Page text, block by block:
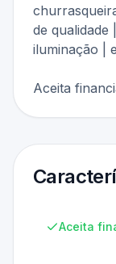
de qualidade
iluminação |
Aceita
Aceita